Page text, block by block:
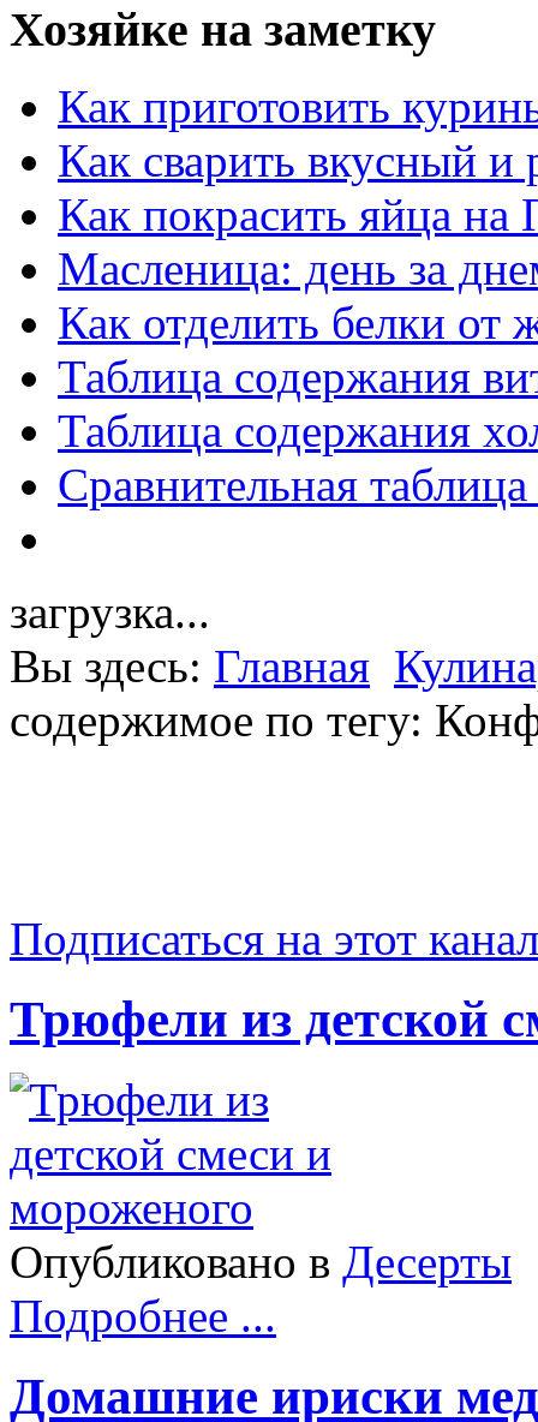
Хозяйке на заметку
Как приготовить
Как сварить вкусный и
Как покрасить яйца на
Масленица: день за
Как отделить белки от
Таблица содержания
Таблица содержания
Сравнительная
загрузка...
Вы здесь: Главная
содержимое по тегу:
Подписаться на этот
Трюфели из детской
Опубликовано в Десерты
Подробнее ...
Домашние ириски